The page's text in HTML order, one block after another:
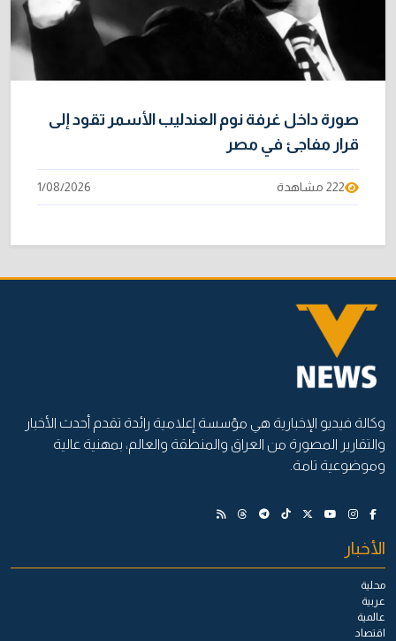
صورة داخل غرفة نوم العندليب الأسمر تقود إلى
قرار مفاجئ في مصر
222 مشاهدة 1/08/2026
وكالة فيديو الإخبارية هي مؤسسة إعلامية رائدة تقدم أحدث الأخبار
والتقارير المصورة من العراق والمنطقة والعالم، بمهنية عالية
وموضوعية تامة.
الأخبار
محلية
عربية
عالمية
اقتصاد